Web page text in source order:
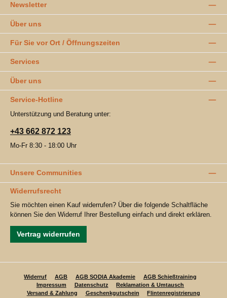
Newsletter
Über uns
Für Sie vor Ort / Öffnungszeiten
Services
Über uns
Service-Hotline
Unterstützung und Beratung unter:
+43 662 872 123
Mo-Fr 8:30 - 18:00 Uhr
Unsere Communities
Widerrufsrecht
Sie möchten einen Kauf widerrufen? Über die folgende Schaltfläche
können Sie den Widerruf Ihrer Bestellung einfach und direkt erklären.
Vertrag widerrufen
Widerruf AGB AGB SODIA Akademie
AGB Schießtraining
Impressum
Datenschutz
Reklamation & Umtausch
Versand & Zahlung
Geschenkgutschein Flintenregistrierung